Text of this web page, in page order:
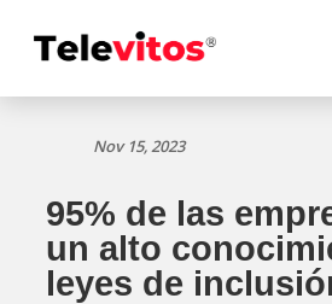
Nov 15, 2023
95% de las
un alto
leyes de